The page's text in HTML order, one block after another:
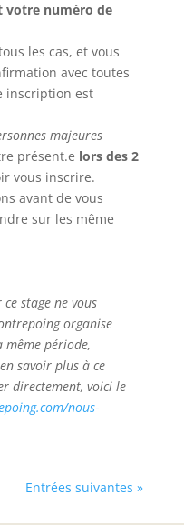
votre numéro de
les cas, et vous
avec toutes
inscription est
majeures
présent.e lors des 2
vous inscrire.
avant de vous
sur les même
stage ne vous
organise
même période,
savoir plus à ce
directement, voici le
nous-
Entrées suivantes »